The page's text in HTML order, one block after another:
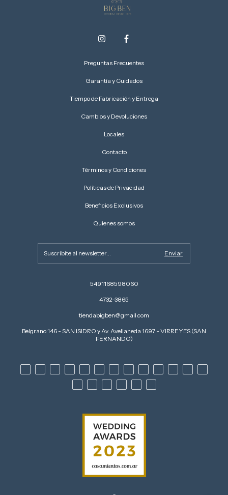
Preguntas Frecuentes
Garantía y Cuidados
Tiempo de Fabricación y Entrega
Cambios y Devoluciones
Locales
Contacto
Términos y Condiciones
Políticas de Privacidad
Beneficios Exclusivos
Quienes somos
5491168598060
4732-3865
tiendabigben@gmail.com
Belgrano 146 - SAN ISIDRO y Av. Avellaneda 1697 - VIRREYES (SAN
FERNANDO)